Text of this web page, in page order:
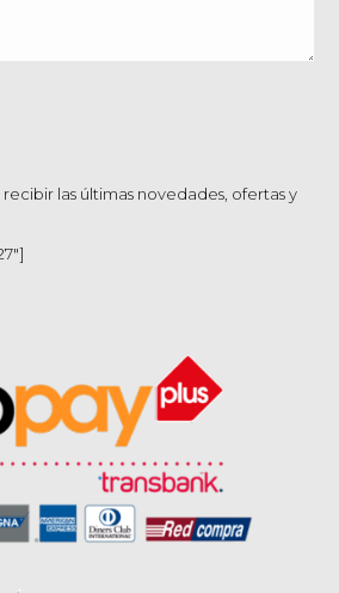
las últimas novedades, ofertas y